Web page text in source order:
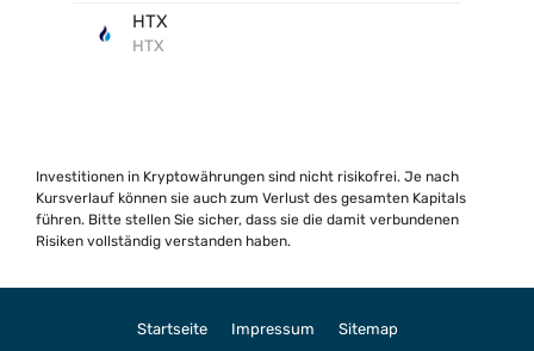
HTX
HTX
Investitionen in Kryptowährungen sind nicht risikofrei. Je nach
Kursverlauf können sie auch zum Verlust des gesamten Kapitals
führen. Bitte stellen Sie sicher, dass sie die damit verbundenen
Risiken vollständig verstanden haben.
Startseite Impressum Sitemap